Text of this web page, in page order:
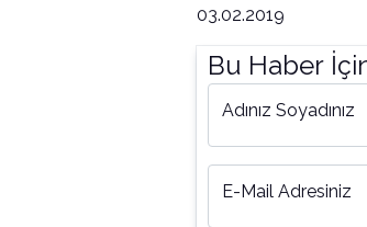
03.02.2019
Bu Haber
Adınız Soyadınız
E-Mail Adresiniz